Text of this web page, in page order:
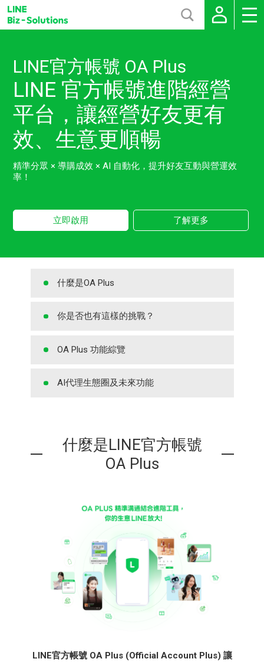
LINE官方帳號 OA Plus
LINE 官方帳號進階經營
平台，讓經營好友更有
效、生意更順暢
精準分眾 × 導購成效 × AI 自動化，提升好友互動與營運效
率！
立即啟用 了解更多
什麼是OA Plus
你是否也有這樣的挑戰？
OA Plus 功能綜覽
AI代理生態圈及未來功能
什麼是LINE官方帳號
OA Plus
LINE官方帳號 OA Plus (Official Account Plus) 讓